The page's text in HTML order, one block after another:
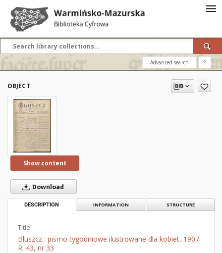
Advanced search ?
OBJECT
Show content
Download
DESCRIPTION INFORMATION STRUCTURE
Title:
Bluszcz : pismo tygodniowe ilustrowane dla kobiet, 1907
R. 43, nr 33